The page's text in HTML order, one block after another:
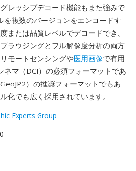
レッシブデコード機能もまた強みで
を複数のバージョンをエンコードす
または品質レベルでデコードでき、
ラウジングとフル解像度分析の両方
モートセンシングや医用画像で有用
ネマ（DCI）の必須フォーマットであ
）の推奨フォーマットでもあ
化でも広く採用されています。
Experts Group